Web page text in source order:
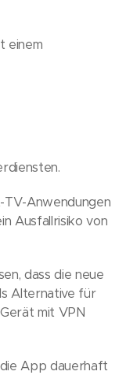
einem
TV-Anwendungen
Ausfallrisiko von
dass die neue
Alternative für
mit VPN
App dauerhaft